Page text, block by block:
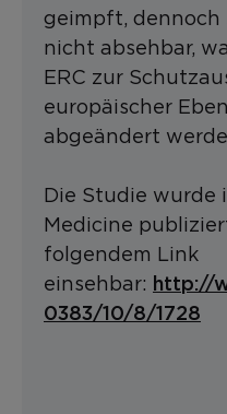
geimpft, dennoch
nicht absehbar,
ERC zur
europäischer
abgeändert
Die Studie wurde
Medicine
folgendem Link
einsehbar: http://
0383/10/8/1728